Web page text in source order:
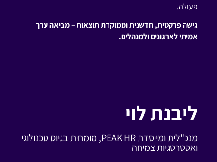
פעולה.
גישה פרקטית, חדשנית וממוקדת תוצאות – מביאה ערך
אמיתי לארגונים ולמנהלים.
ליבנת לוי
מנכ"לית ומייסדת PEAK HR, מומחית בגיוס טכנולוגי
ואסטרטגיות צמיחה